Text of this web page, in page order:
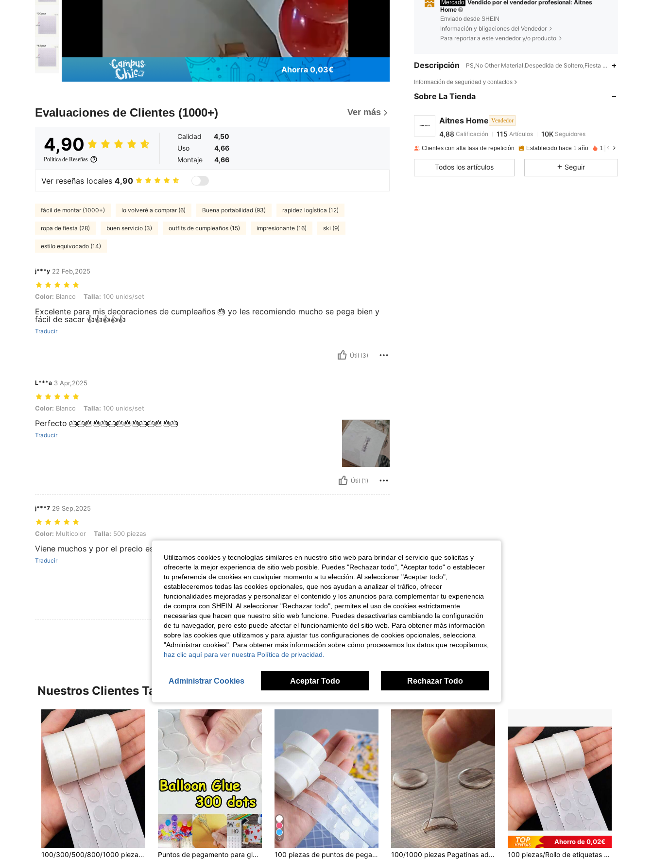
Ahorra 0,03€
Evaluaciones de Clientes (1000+) Ver más
4,90
Política de Reseñas
Calidad
4,50
Uso
4,66
Montaje
4,66
Ver reseñas locales 4,90
fácil de montar (1000+) lo volveré a comprar (6) Buena portabilidad (93) rapidez logística (12)
ropa de fiesta (28) buen servicio (3) outfits de cumpleaños (15) impresionante (16) ski (9)
estilo equivocado (14)
j***y 22 Feb,2025
Color: Blanco, Talla: 100 unids/set
Color: Blanco Talla: 100 unids/set
Excelente para mis decoraciones de cumpleaños 🎂 yo les recomiendo mucho se pega bien y
fácil de sacar 👍👍👍👍👍
Traducir
Útil (3)
L***a 3 Apr,2025
Color: Blanco, Talla: 100 unids/set
Color: Blanco Talla: 100 unids/set
Perfecto 🎂🎂🎂🎂🎂🎂🎂🎂🎂🎂🎂🎂🎂🎂
Traducir
Útil (1)
j***7 29 Sep,2025
Color: Multicolor, Talla: 500 piezas
Color: Multicolor Talla: 500 piezas
Viene muchos y por el precio está genial!!!! Lo recomiendo
Traducir
Útil (0)
Ver Más Reseñas
Mercado Vendido por el vendedor profesional: Aitnes
Home
Enviado desde SHEIN
Información y bligaciones del Vendedor
Para reportar a este vendedor y/o producto
Descripción PS,No Other Material,Despedida de Soltero,Fiesta de Bodas,Fiesta
Información de seguridad y contactos
Sobre La Tienda
Aitnes Home Vendedor
4,88 115 10K
4,88
115Artículos
a***8pagadoHace 1 día
Clientes con alta tasa de repetición Establecido hace 1 año 190K Vendido
Todos los artículos Seguir
Nuestros Clientes También Vieron
100/300/500/800/1000 piezas Puntos de pegamento transparentes para globos (100 piezas Puntos de pegamento redondos/Rollo), Cinta adhesiva doble cara removible, Adecuado para decoración de fiestas, bodas y eventos
#1 Más vendidos
en Fiesta de inauguración de la casa Accesorios pa
(1000+)
Puntos de pegamento para globos, adhesivo doble cara, accesorios de decoración DIY con pegamento para globos
#2 Más vendidos
en Fiesta de inauguración de la casa Accesorios pa
(1000+)
6
100 piezas de puntos de pegamento para globos, regreso a la escuela, Día de San Valentín, decoraciones para fiestas
#2 Más vendidos
en Fiesta de cumpleaños Bomba De Globo
(1000+)
100/1000 piezas Pegatinas adhesivas de globos de doble cara para decoración de bodas, transparentes, fácil de desprender, sin dejar rastro, 20 puntos de pegamento por hoja
Ahorro de 0,02€
100 piezas/Rollo de etiquetas adhesivas transparentes de doble cara para decoración de bodas y fiestas de cumpleaños, manualidades DIY, sin dejar rastro, de vuelta a la escuela
Utilizamos cookies y tecnologías similares en nuestro sitio web para brindar el servicio que solicitas y
ofrecerte la mejor experiencia de sitio web posible. Puedes "Rechazar todo", "Aceptar todo" o establecer
tu preferencia de cookies en cualquier momento a tu elección. Al seleccionar "Aceptar todo",
estableceremos todas las cookies opcionales, que nos ayudan a analizar el tráfico, ofrecer
funcionalidades mejoradas y personalizar el contenido y los anuncios para complementar tu experiencia
de compra con SHEIN. Al seleccionar "Rechazar todo", permites el uso de cookies estrictamente
necesarias que hacen que nuestro sitio web funcione. Puedes desactivarlas cambiando la configuración
de tu navegador, pero esto puede afectar el funcionamiento del sitio web. Para obtener más información
sobre las cookies que utilizamos y para ajustar tus configuraciones de cookies opcionales, selecciona
"Administrar cookies". Para obtener más información sobre cómo procesamos los datos que recopilamos,
haz clic aquí para ver nuestra Política de privacidad.
Administrar Cookies Aceptar Todo Rechazar Todo